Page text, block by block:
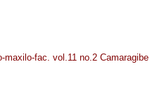
maxilo-fac. vol.11 no.2